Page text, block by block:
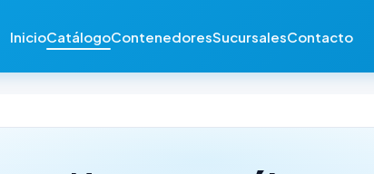
InicioCatálogoContenedoresSucursalesContacto